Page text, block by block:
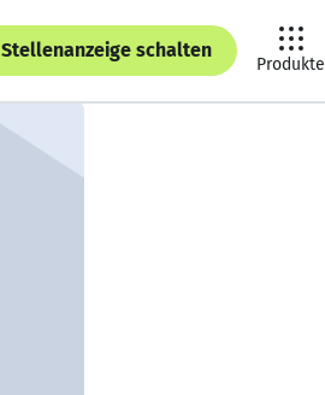
Stellenanzeige schalten
Produkte